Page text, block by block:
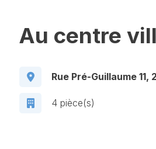
Au centre
Rue Pré-Guillaume
4 pièce(s)